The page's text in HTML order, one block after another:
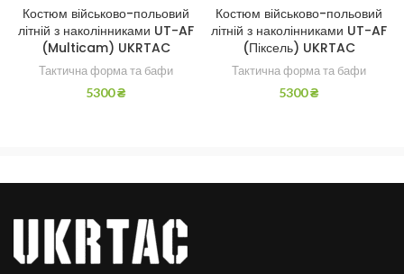
Костюм військово-польовий
літній з наколінниками UT-AF
(Multicam) UKRTAC
Тактична форма та бафи
5300₴
Костюм військово-польовий
літній з наколінниками UT-AF
(Піксель) UKRTAC
Тактична форма та бафи
5300₴